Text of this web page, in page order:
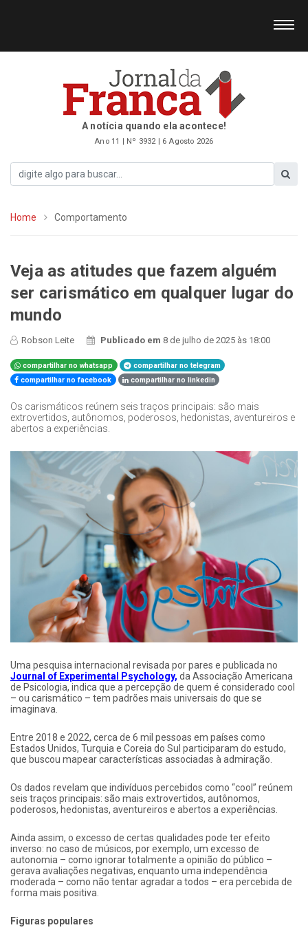
A notícia quando ela acontece!
Ano 11 | Nº 3932 | 6 Agosto 2026
Home Comportamento
Veja as atitudes que fazem alguém
ser carismático em qualquer lugar do
mundo
Robson Leite Publicado em 8 de julho de 2025 às 18:00
compartilhar no whatsapp
compartilhar no telegram
compartilhar no facebook
compartilhar no linkedin
Os carismáticos reúnem seis traços principais: são mais
extrovertidos, autônomos, poderosos, hedonistas, aventureiros e
abertos a experiências.
Uma pesquisa internacional revisada por pares e publicada no
Journal of Experimental Psychology, da Associação Americana
de Psicologia, indica que a percepção de quem é considerado cool
– ou carismático – tem padrões mais universais do que se
imaginava.
Entre 2018 e 2022, cerca de 6 mil pessoas em países como
Estados Unidos, Turquia e Coreia do Sul participaram do estudo,
que buscou mapear características associadas à admiração.
Os dados revelam que indivíduos percebidos como “cool” reúnem
seis traços principais: são mais extrovertidos, autônomos,
poderosos, hedonistas, aventureiros e abertos a experiências.
Ainda assim, o excesso de certas qualidades pode ter efeito
inverso: no caso de músicos, por exemplo, um excesso de
autonomia – como ignorar totalmente a opinião do público –
gerava avaliações negativas, enquanto uma independência
moderada – como não tentar agradar a todos – era percebida de
forma mais positiva.
Figuras populares